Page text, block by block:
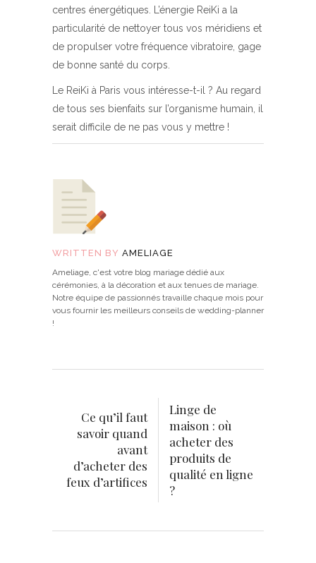
centres énergétiques. L’énergie ReiKi a la
particularité de nettoyer tous vos méridiens et
de propulser votre fréquence vibratoire, gage
de bonne santé du corps.
Le ReiKi à Paris vous intéresse-t-il ? Au regard
de tous ses bienfaits sur l’organisme humain, il
serait difficile de ne pas vous y mettre !
WRITTEN BY AMELIAGE
Ameliage, c'est votre blog mariage dédié aux
cérémonies, à la décoration et aux tenues de mariage.
Notre équipe de passionnés travaille chaque mois pour
vous fournir les meilleurs conseils de wedding-planner
!
Ce qu’il faut
savoir quand
avant
d’acheter des
feux d’artifices
Linge de
maison : où
acheter des
produits de
qualité en ligne
?